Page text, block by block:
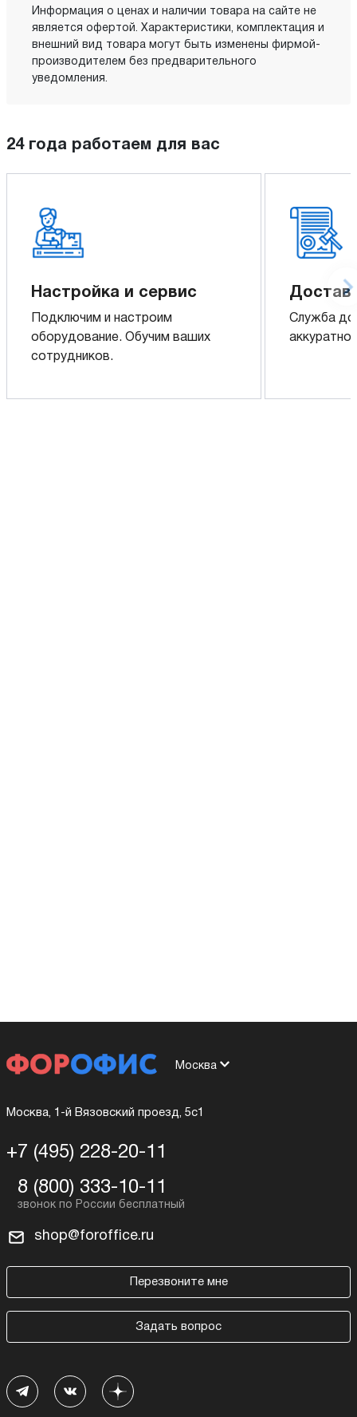
Информация о ценах и наличии товара на сайте не
является офертой. Характеристики, комплектация и
внешний вид товара могут быть изменены фирмой-
производителем без предварительного
уведомления.
24 года работаем для вас
Настройка и сервис
Подключим и настроим
оборудование. Обучим ваших
сотрудников.
Служба
аккуратно
Москва
Москва, 1-й Вязовский проезд, 5с1
+7 (495) 228-20-11
8 (800) 333-10-11
shop@foroffice.ru
Перезвоните мне
Задать вопрос